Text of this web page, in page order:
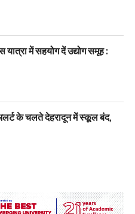
यात्रा में सहयोग दें उद्योग समूह :
के चलते देहरादून में स्कूल बंद,